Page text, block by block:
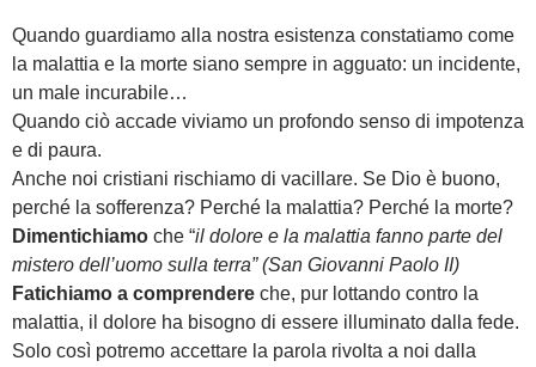
Quando guardiamo alla nostra esistenza constatiamo come
la malattia e la morte siano sempre in agguato: un incidente,
un male incurabile…
Quando ciò accade viviamo un profondo senso di impotenza
e di paura.
Anche noi cristiani rischiamo di vacillare. Se Dio è buono,
perché la sofferenza? Perché la malattia? Perché la morte?
Dimentichiamo che “il dolore e la malattia fanno parte del
mistero dell’uomo sulla terra” (San Giovanni Paolo II)
Fatichiamo a comprendere che, pur lottando contro la
malattia, il dolore ha bisogno di essere illuminato dalla fede.
Solo così potremo accettare la parola rivolta a noi dalla